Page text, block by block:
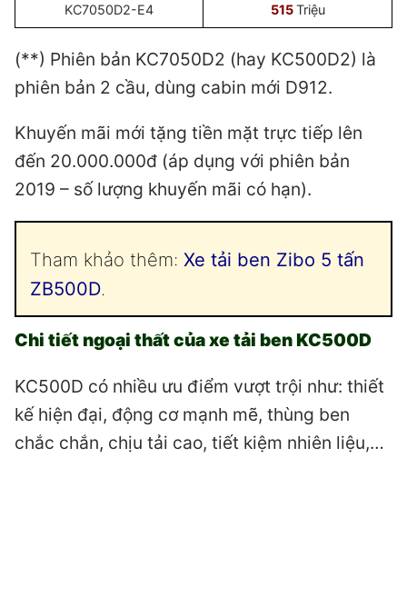
KC7050D2-E4 515Triệu
(**) Phiên bản KC7050D2 (hay KC500D2) là
phiên bản 2 cầu, dùng cabin mới D912.
Khuyến mãi mới tặng tiền mặt trực tiếp lên
đến 20.000.000đ (áp dụng với phiên bản
2019 – số lượng khuyến mãi có hạn).
Tham khảo thêm: Xe tải ben Zibo 5 tấn
ZB500D.
Chi tiết ngoại thất của xe tải ben KC500D
KC500D có nhiều ưu điểm vượt trội như: thiết
kế hiện đại, động cơ mạnh mẽ, thùng ben
chắc chắn, chịu tải cao, tiết kiệm nhiên liệu,…